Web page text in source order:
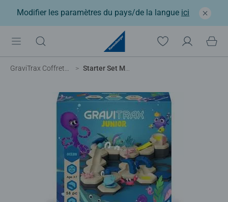
Modifier les paramètres du pays/de la langue ici
GraviTrax Coffrets de démarrage Starter Set My Ocean